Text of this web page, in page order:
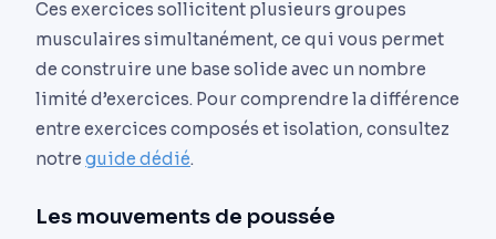
Ces exercices sollicitent plusieurs groupes
musculaires simultanément, ce qui vous permet
de construire une base solide avec un nombre
limité d’exercices. Pour comprendre la différence
entre exercices composés et isolation, consultez
notre guide dédié.
Les mouvements de poussée